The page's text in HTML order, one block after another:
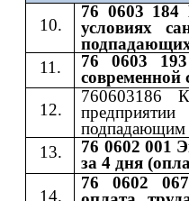
76 0603 184
условиях
76 0603
современной
760603186
76 0602 001
за 4 дня
76 0602